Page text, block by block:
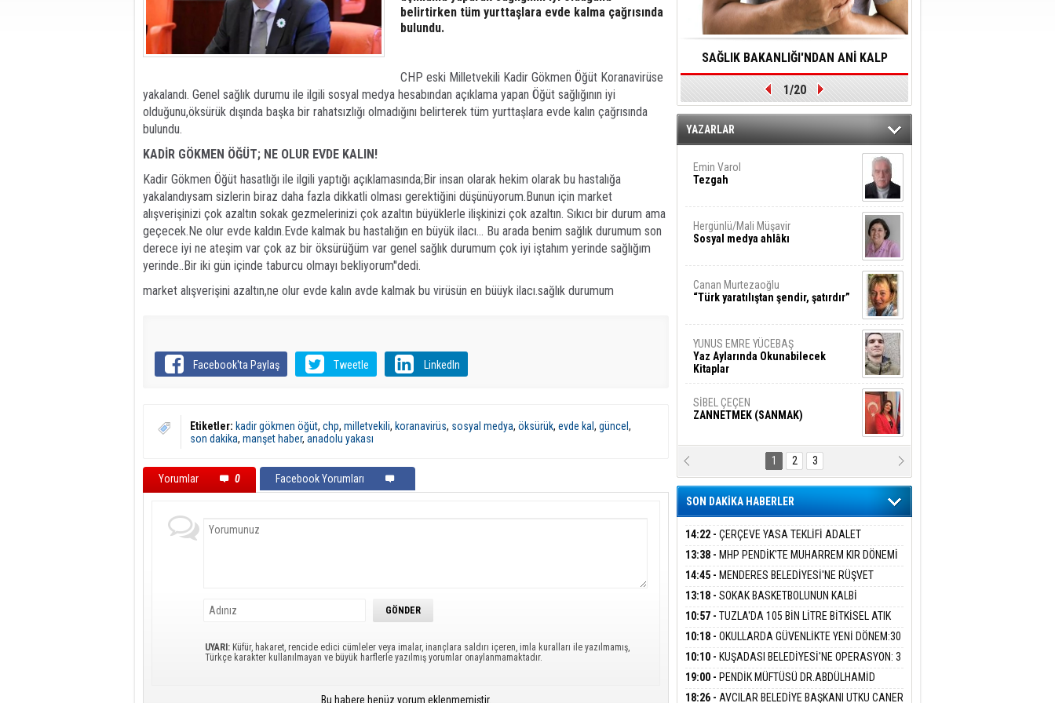
belirtirken tüm yurttaşlara evde kalma çağrısında
bulundu.
CHP eski Milletvekili Kadir Gökmen Öğüt Koranavirüse
yakalandı. Genel sağlık durumu ile ilgili sosyal medya hesabından açıklama yapan Öğüt sağlığının iyi
olduğunu,öksürük dışında başka bir rahatsızlığı olmadığını belirterek tüm yurttaşlara evde kalın çağrısında
bulundu.
KADİR GÖKMEN ÖĞÜT; NE OLUR EVDE KALIN!
Kadir Gökmen Öğüt hasatlığı ile ilgili yaptığı açıklamasında;Bir insan olarak hekim olarak bu hastalığa
yakalandıysam sizlerin biraz daha fazla dikkatli olması gerektiğini düşünüyorum.Bunun için market
alışverişinizi çok azaltın sokak gezmelerinizi çok azaltın büyüklerle ilişkinizi çok azaltın. Sıkıcı bir durum ama
geçecek.Ne olur evde kaldın.Evde kalmak bu hastalığın en büyük ilacı... Bu arada benim sağlık durumum son
derece iyi ne ateşim var çok az bir öksürüğüm var genel sağlık durumum çok iyi iştahım yerinde sağlığım
yerinde..Bir iki gün içinde taburcu olmayı bekliyorum''dedi.
market alışverişini azaltın,ne olur evde kalın avde kalmak bu virüsün en büüyk ilacı.sağlık durumum
Facebook'ta Paylaş Tweetle LinkedIn
Etiketler: kadir gökmen öğüt, chp, milletvekili, koranavirüs, sosyal medya, öksürük, evde kal , güncel ,
son dakika, manşet haber, anadolu yakası
Yorumlar 0 Facebook Yorumları
UYARI: Küfür, hakaret, rencide edici cümleler veya imalar, inançlara saldırı içeren, imla kuralları ile yazılmamış,
Türkçe karakter kullanılmayan ve büyük harflerle yazılmış yorumlar onaylanmamaktadır.
Bu habere henüz yorum eklenmemiştir.
SAĞLIK BAKANLIĞI'NDAN ANİ KALP
DURMALARINA HIZLI MÜDAHALE
EDİLMESİNE YÖNELİK ÖNLENMESİ İÇİN
1/20
YAZARLAR
Emin Varol
Tezgah
Hergünlü/Mali Müşavir
Sosyal medya ahlâkı
Canan Murtezaoğlu
“Türk yaratılıştan şendir, şatırdır”
YUNUS EMRE YÜCEBAŞ
Yaz Aylarında Okunabilecek
Kitaplar
SİBEL ÇEÇEN
ZANNETMEK (SANMAK)
Karanlık DNA Kuşaklararası
Şiddetin Biyolojik Faturası
Şiyar Adıyaman
Ben Bu Sahaya Sığmazam
Hasan Ali Çölük
Bir Satırın İçindeki İnsan
Ezgi Kılıç
SİVAS: ATEŞE ATILAN VİCDAN
BARIŞ BAŞARSLAN
1 2 3
SON DAKİKA HABERLER
14:22 - ÇERÇEVE YASA TEKLİFİ ADALET
KOMİSYONU'NDAN GEÇTİ:SÜREÇ NASIL
İŞLEYECEK?
13:38 - MHP PENDİK'TE MUHARREM KIR DÖNEMİ
DEVAM EDİYOR
14:45 - MENDERES BELEDİYESİ'NE RÜŞVET
OPERASYONU:BELEDİYE BAŞKANI İLKAY ÇİÇEK
ADLİYEYE SEVK EDİLDİ
13:18 - SOKAK BASKETBOLUNUN KALBİ
ÜMRANİYE’DE ATACAK
10:57 - TUZLA'DA 105 BİN LİTRE BİTKİSEL ATIK
YAĞ TOPLANDI
10:18 - OKULLARDA GÜVENLİKTE YENİ DÖNEM:30
BİN PERSONEL ALINACAK DEDEKTÖRLÜ ARAMA
GELİYOR
10:10 - KUŞADASI BELEDİYESİ'NE OPERASYON: 3
DALGADA 15 GÖZALTI
19:00 - PENDİK MÜFTÜSÜ DR.ABDÜLHAMİD
PEHLİVAN BASIN MENSUPLARINI AĞIRLADI
18:26 - AVCILAR BELEDİYE BAŞKANI UTKU CANER